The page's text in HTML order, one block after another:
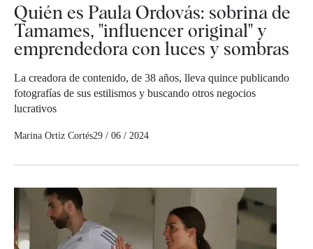
Quién es Paula Ordovás: sobrina de
Tamames, "influencer original" y
emprendedora con luces y sombras
La creadora de contenido, de 38 años, lleva quince publicando
fotografías de sus estilismos y buscando otros negocios
lucrativos
Marina Ortiz Cortés29 / 06 / 2024